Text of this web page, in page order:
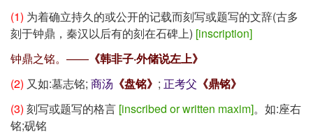
(1) 为着确立持久的或公开的记载而刻写或题写的文辞(古多
刻于钟鼎，秦汉以后有的刻在石碑上) [inscription]
钟鼎之铭。—— 《韩非子·外储说左上》
(2) 又如:墓志铭; 商汤 《盘铭》 ; 正考父 《鼎铭》
(3) 刻写或题写的格言 [inscribed or written maxim]。如:座右
铭;砚铭